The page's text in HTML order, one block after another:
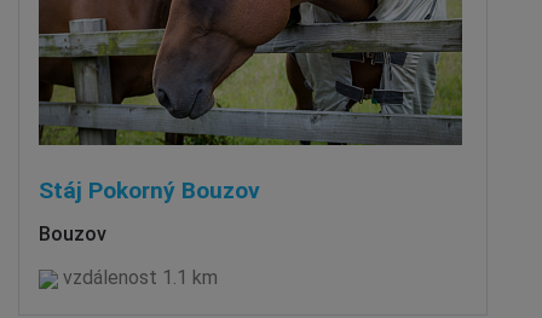
Stáj Pokorný Bouzov
Bouzov
vzdálenost 1.1 km